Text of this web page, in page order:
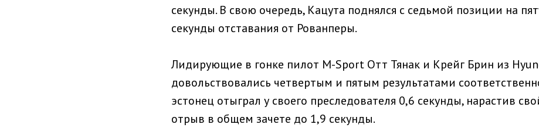
секунды. В свою очередь, Кацута поднялся с седьмой позиции на
секунды отставания от Рованперы.
Лидирующие в гонке пилот M-Sport Отт Тянак и Крейг Брин из
довольствовались четвертым и пятым результатами
эстонец отыграл у своего преследователя 0,6 секунды, нарастив
отрыв в общем зачете до 1,9 секунды.